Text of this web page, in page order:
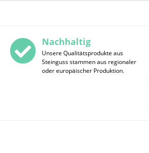
Nachhaltig
Unsere Qualitätsprodukte aus
Steinguss stammen aus regionaler
oder europäischer Produktion.